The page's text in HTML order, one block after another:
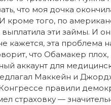
что моя дочка
кроме того, по
эти займы. И
кажется, эта проблема
что Обамакер
аккаунт для
Маккейн и
правили
страховку —